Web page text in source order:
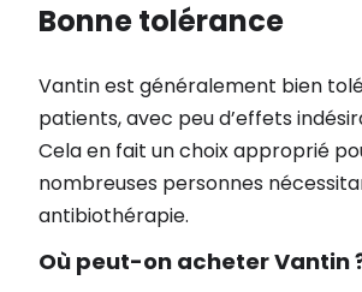
Bonne tolérance
Vantin est généralement bien
patients, avec peu d’effets
Cela en fait un choix approprié
nombreuses personnes
antibiothérapie.
Où peut-on acheter Vantin